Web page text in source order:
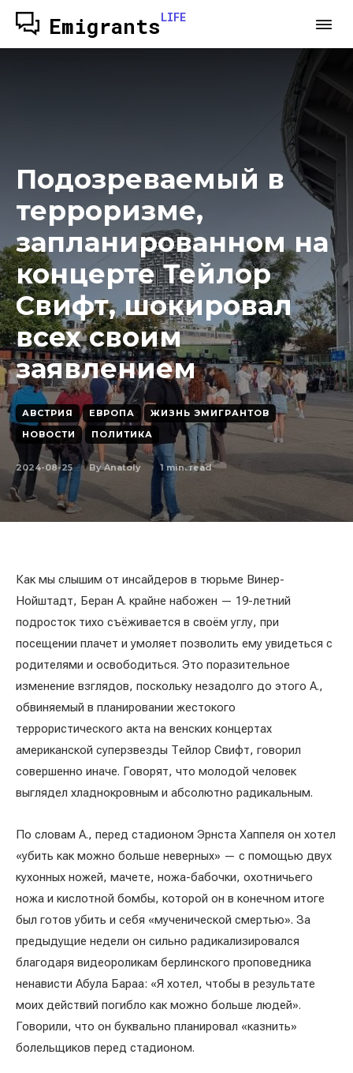
EmigrantsLIFE
Подозреваемый в
терроризме,
запланированном на
концерте Тейлор
Свифт, шокировал
всех своим
заявлением
АВСТРИЯ ЕВРОПА
ЖИЗНЬ ЭМИГРАНТОВ
НОВОСТИ
ПОЛИТИКА
2024-08-25 By Anatoly 1min. read
Как мы слышим от инсайдеров в тюрьме Винер-
Нойштадт, Беран А. крайне набожен — 19-летний
подросток тихо съёживается в своём углу, при
посещении плачет и умоляет позволить ему увидеться с
родителями и освободиться. Это поразительное
изменение взглядов, поскольку незадолго до этого А.,
обвиняемый в планировании жестокого
террористического акта на венских концертах
американской суперзвезды Тейлор Свифт, говорил
совершенно иначе. Говорят, что молодой человек
выглядел хладнокровным и абсолютно радикальным.
По словам А., перед стадионом Эрнста Хаппеля он хотел
«убить как можно больше неверных» — с помощью двух
кухонных ножей, мачете, ножа-бабочки, охотничьего
ножа и кислотной бомбы, которой он в конечном итоге
был готов убить и себя «мученической смертью». За
предыдущие недели он сильно радикализировался
благодаря видеороликам берлинского проповедника
ненависти Абула Бараа: «Я хотел, чтобы в результате
моих действий погибло как можно больше людей».
Говорили, что он буквально планировал «казнить»
болельщиков перед стадионом.